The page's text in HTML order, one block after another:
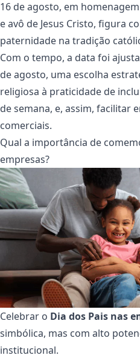
16 de agosto, em
e avô de Jesus Cristo, figura
paternidade na tradição
Com o tempo, a data foi
de agosto, uma escolha
religiosa à praticidade de
de semana, e, assim, facilitar
comerciais.
Qual a importância de
empresas?
Celebrar o Dia dos Pais nas
simbólica, mas com alto
institucional.